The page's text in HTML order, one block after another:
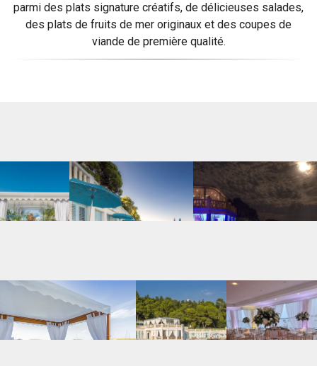
parmi des plats signature créatifs, de délicieuses salades,
des plats de fruits de mer originaux et des coupes de
viande de première qualité.